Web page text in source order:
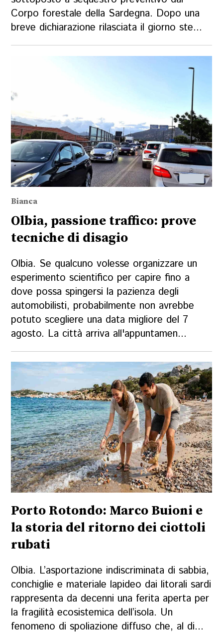
Corpo forestale della Sardegna. Dopo una
breve dichiarazione rilasciata il giorno ste...
Bianca
Olbia, passione traffico: prove
tecniche di disagio
Olbia. Se qualcuno volesse organizzare un
esperimento scientifico per capire fino a
dove possa spingersi la pazienza degli
automobilisti, probabilmente non avrebbe
potuto scegliere una data migliore del 7
agosto. La città arriva all'appuntamen...
Porto Rotondo: Marco Buioni e
la storia del ritorno dei ciottoli
rubati
Olbia. L’asportazione indiscriminata di sabbia,
conchiglie e materiale lapideo dai litorali sardi
rappresenta da decenni una ferita aperta per
la fragilità ecosistemica dell’isola. Un
fenomeno di spoliazione diffuso che, al di...